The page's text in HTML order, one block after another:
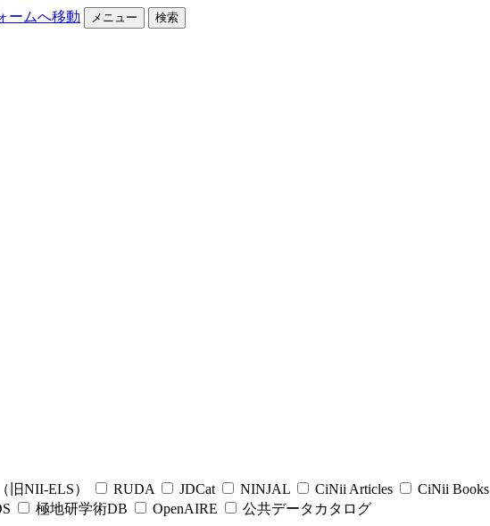
ームへ移動 メニュー 検索
旧NII-ELS） RUDA JDCat NINJAL CiNii Articles CiNii Books
極地研学術DB OpenAIRE 公共データカタログ